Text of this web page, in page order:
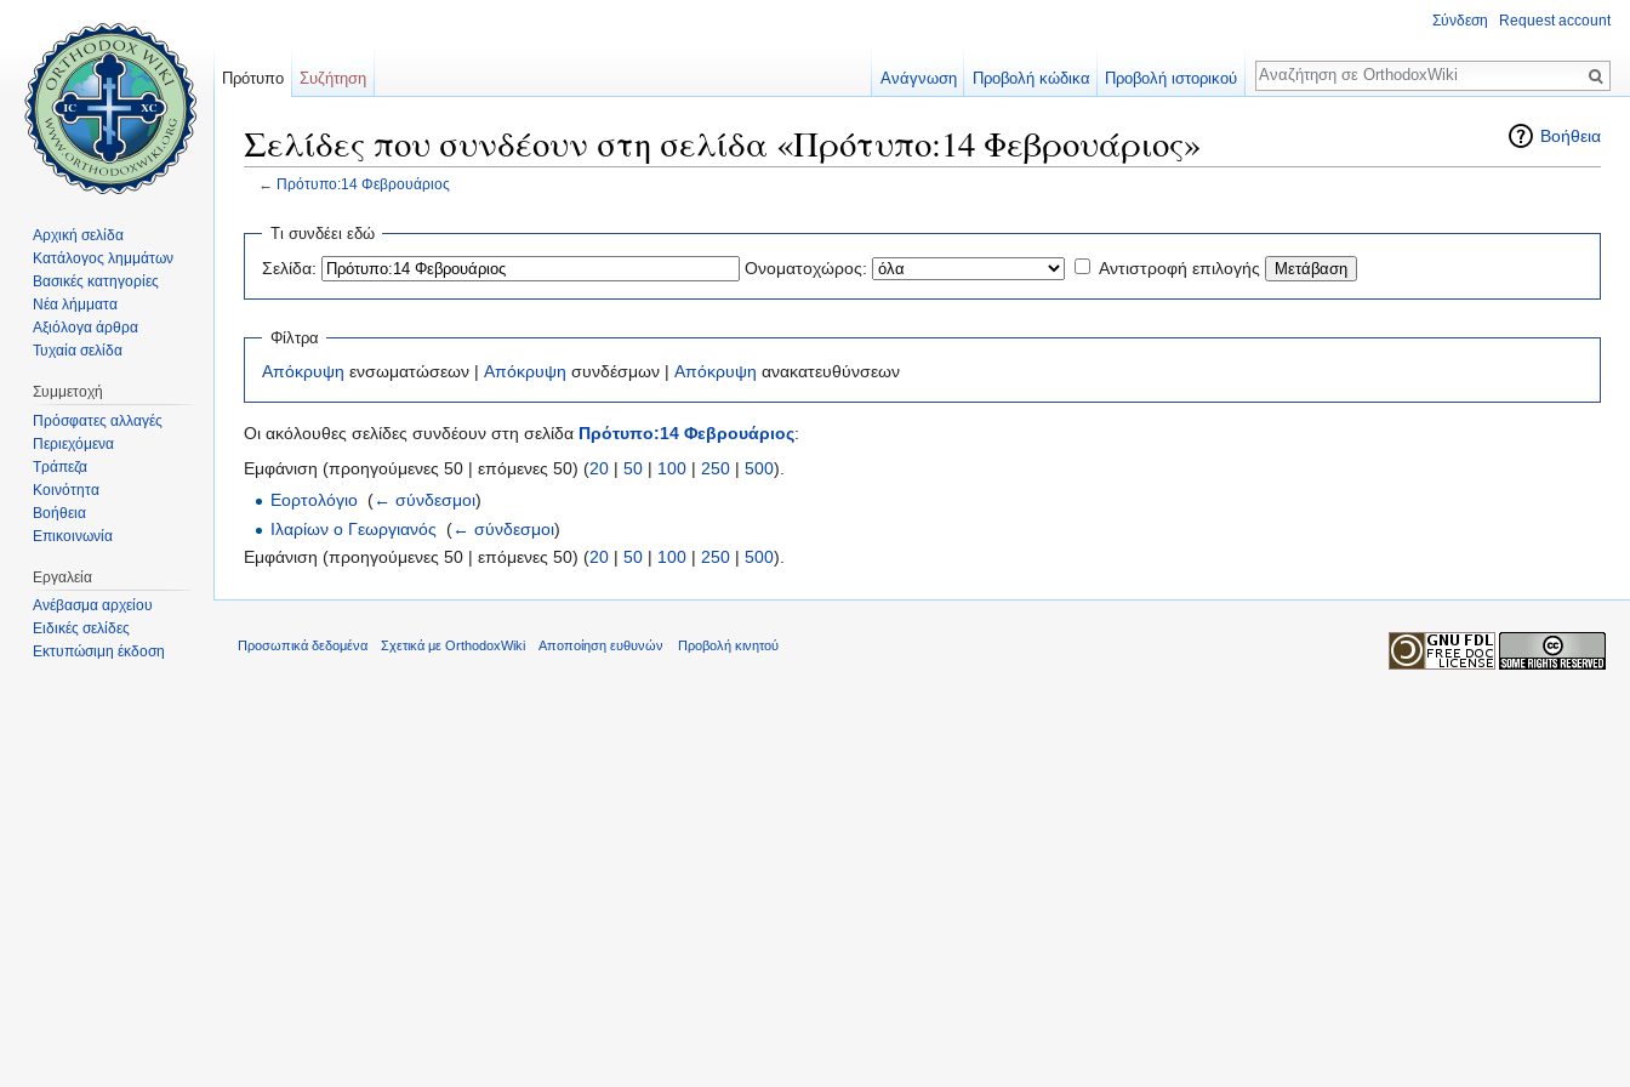
Βοήθεια
Σελίδες που συνδέουν στη σελίδα «Πρότυπο:14 Φεβρουάριος»
← Πρότυπο:14 Φεβρουάριος
Τι συνδέει εδώ
Σελίδα: Ονοματοχώρος: Αντιστροφή επιλογής
Φίλτρα
Απόκρυψη ενσωματώσεων | Απόκρυψη συνδέσμων | Απόκρυψη ανακατευθύνσεων
Οι ακόλουθες σελίδες συνδέουν στη σελίδα Πρότυπο:14 Φεβρουάριος:
Εμφάνιση (προηγούμενες 50 | επόμενες 50) (20 | 50 | 100 | 250 | 500).
Εορτολόγιο ‎(← σύνδεσμοι)
Ιλαρίων ο Γεωργιανός ‎(← σύνδεσμοι)
Εμφάνιση (προηγούμενες 50 | επόμενες 50) (20 | 50 | 100 | 250 | 500).
Σύνδεση Request account
Πρότυπο Συζήτηση Ανάγνωση Προβολή κώδικα Προβολή ιστορικού
Αναζήτηση
Αρχική σελίδα
Κατάλογος λημμάτων
Βασικές κατηγορίες
Νέα λήμματα
Αξιόλογα άρθρα
Τυχαία σελίδα
Συμμετοχή
Πρόσφατες αλλαγές
Περιεχόμενα
Τράπεζα
Κοινότητα
Βοήθεια
Επικοινωνία
Εργαλεία
Ανέβασμα αρχείου
Ειδικές σελίδες
Εκτυπώσιμη έκδοση
Προσωπικά δεδομένα Σχετικά με OrthodoxWiki Αποποίηση ευθυνών Προβολή κινητού